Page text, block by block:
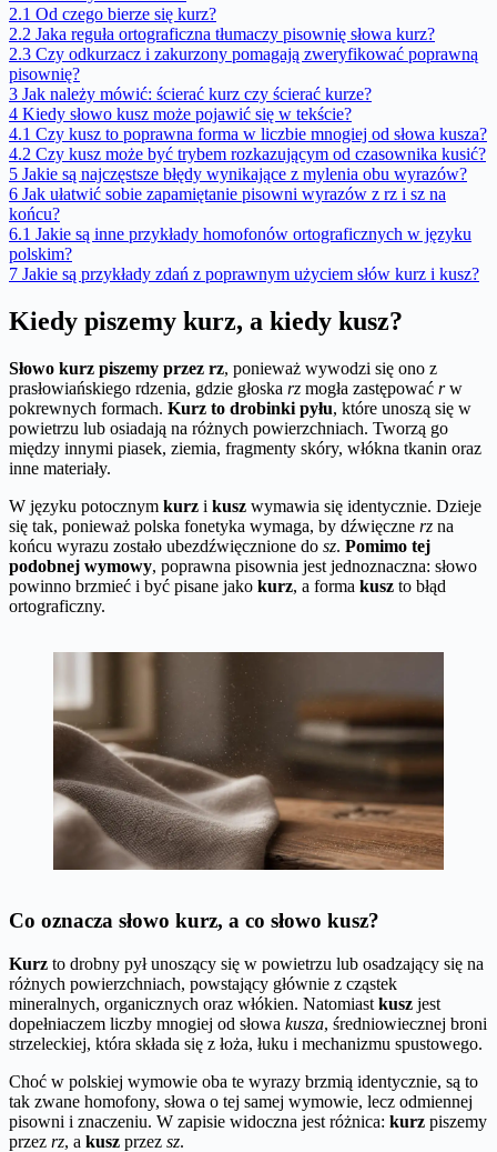
2.1 Od czego bierze się kurz?
2.2 Jaka reguła ortograficzna tłumaczy pisownię słowa kurz?
2.3 Czy odkurzacz i zakurzony pomagają zweryfikować poprawną
pisownię?
3 Jak należy mówić: ścierać kurz czy ścierać kurze?
4 Kiedy słowo kusz może pojawić się w tekście?
4.1 Czy kusz to poprawna forma w liczbie mnogiej od słowa kusza?
4.2 Czy kusz może być trybem rozkazującym od czasownika kusić?
5 Jakie są najczęstsze błędy wynikające z mylenia obu wyrazów?
6 Jak ułatwić sobie zapamiętanie pisowni wyrazów z rz i sz na
końcu?
6.1 Jakie są inne przykłady homofonów ortograficznych w języku
polskim?
7 Jakie są przykłady zdań z poprawnym użyciem słów kurz i kusz?
Kiedy piszemy kurz, a kiedy kusz?
Słowo kurz piszemy przez rz, ponieważ wywodzi się ono z
prasłowiańskiego rdzenia, gdzie głoska rz mogła zastępować rw
pokrewnych formach. Kurz to drobinki pyłu, które unoszą się w
powietrzu lub osiadają na różnych powierzchniach. Tworzą go
między innymi piasek, ziemia, fragmenty skóry, włókna tkanin oraz
inne materiały.
W języku potocznym kurz i kusz wymawia się identycznie. Dzieje
się tak, ponieważ polska fonetyka wymaga, by dźwięczne rz na
końcu wyrazu zostało ubezdźwięcznione do sz. Pomimo tej
podobnej wymowy, poprawna pisownia jest jednoznaczna: słowo
powinno brzmieć i być pisane jako kurz, a forma kusz to błąd
ortograficzny.
Co oznacza słowo kurz, a co słowo kusz?
Kurz to drobny pył unoszący się w powietrzu lub osadzający się na
różnych powierzchniach, powstający głównie z cząstek
mineralnych, organicznych oraz włókien. Natomiast kusz jest
dopełniaczem liczby mnogiej od słowa kusza, średniowiecznej broni
strzeleckiej, która składa się z łoża, łuku i mechanizmu spustowego.
Choć w polskiej wymowie oba te wyrazy brzmią identycznie, są to
tak zwane homofony, słowa o tej samej wymowie, lecz odmiennej
pisowni i znaczeniu. W zapisie widoczna jest różnica: kurz piszemy
przez rz, a kusz przez sz.